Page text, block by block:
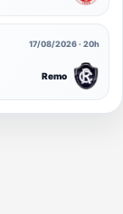
17/08/2026 · 20h
Remo